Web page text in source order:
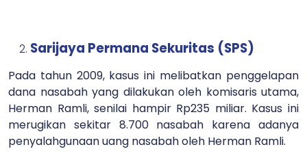
Sarijaya Permana Sekuritas (SPS)
Pada tahun 2009, kasus ini melibatkan penggelapan
dana nasabah yang dilakukan oleh komisaris utama,
Herman Ramli, senilai hampir Rp235 miliar. Kasus ini
merugikan sekitar 8.700 nasabah karena adanya
penyalahgunaan uang nasabah oleh Herman Ramli.